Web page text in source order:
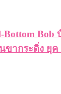
Bottom Bob
ขากระดิ่ง ยุค